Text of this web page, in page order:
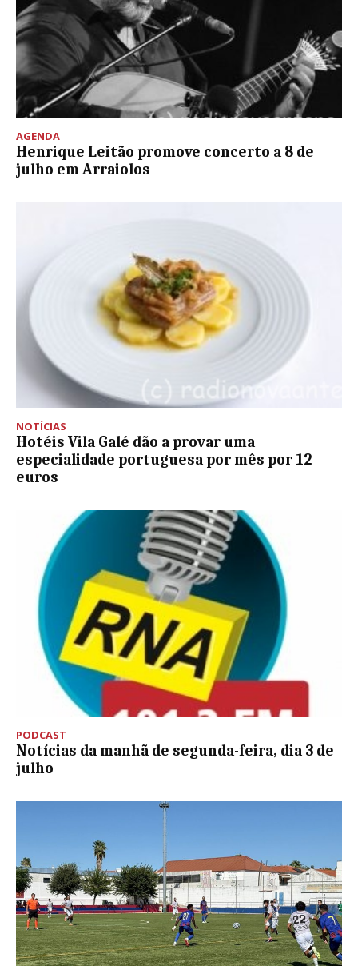
AGENDA
Henrique Leitão promove concerto a 8 de
julho em Arraiolos
NOTÍCIAS
Hotéis Vila Galé dão a provar uma
especialidade portuguesa por mês por 12
euros
PODCAST
Notícias da manhã de segunda-feira, dia 3 de
julho